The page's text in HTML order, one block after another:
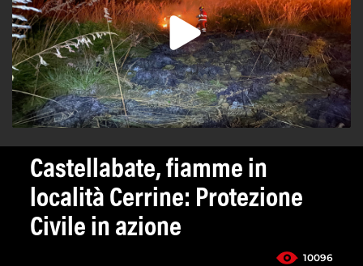
Castellabate, fiamme in
località Cerrine: Protezione
Civile in azione
10096